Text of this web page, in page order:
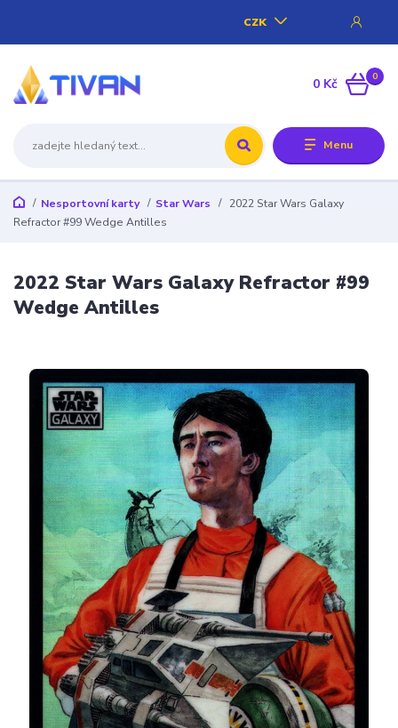
Menu
CZK
0
0 Kč
Nesportovní karty Star Wars
2022 Star Wars Galaxy
Refractor #99 Wedge Antilles
2022 Star Wars Galaxy Refractor #99
Wedge Antilles